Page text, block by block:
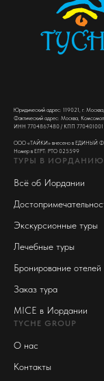
Юридический адрес: 119021, г.
Фактический адрес: Москва,
ИНН 7704867480 / КПП 770401001
ООО «ТАЙКИ» внесено в ЕДИНЫЙ
Номер в ЕГРТ: РТО 025599
ТУРЫ В ИОРДАНИЮ
Всё об Иордании
Экскурсионные туры
Лечебные туры
Бронирование отелей
Заказ тура
MICE в Иордании
TYCHE GROUP
О нас
Контакты